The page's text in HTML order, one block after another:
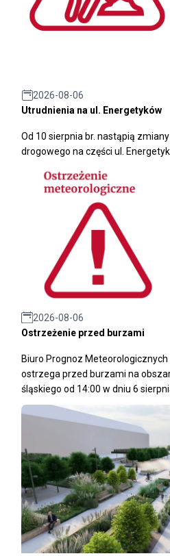
2026-08-06
Utrudnienia na ul. Energetyków
Od 10 sierpnia br. nastąpią
drogowego na części ul.
2026-08-06
Ostrzeżenie przed burzami
Biuro Prognoz Meteorologicznych
ostrzega przed burzami na
śląskiego od 14:00 w dniu 6